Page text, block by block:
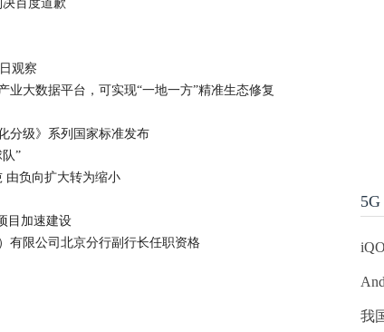
百度道歉
观察
业大数据平台，可实现“一地一方”精准生态修复
分级》系列国家标准发布
”
由负向扩大转为缩小
目加速建设
有限公司北京分行副行长任职资格
5G
我